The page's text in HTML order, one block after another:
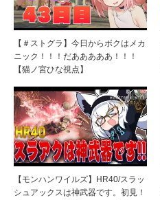
【＃ストグラ】今日からボクはメカ
ニック！！！だあああああ！！！
【猫ノ宮ひな視点】
【モンハンワイルズ】HR40/スラッ
シュアックスは神武器です。初見！